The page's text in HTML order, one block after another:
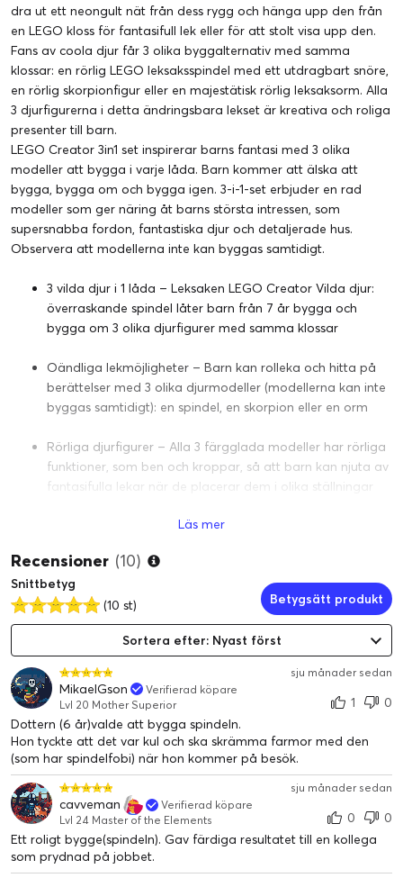
dra ut ett neongult nät från dess rygg och hänga upp den från
en LEGO kloss för fantasifull lek eller för att stolt visa upp den.
Fans av coola djur får 3 olika byggalternativ med samma
klossar: en rörlig LEGO leksaksspindel med ett utdragbart snöre,
en rörlig skorpionfigur eller en majestätisk rörlig leksaksorm. Alla
3 djurfigurerna i detta ändringsbara lekset är kreativa och roliga
presenter till barn.
LEGO Creator 3in1 set inspirerar barns fantasi med 3 olika
modeller att bygga i varje låda. Barn kommer att älska att
bygga, bygga om och bygga igen. 3-i-1-set erbjuder en rad
modeller som ger näring åt barns största intressen, som
supersnabba fordon, fantastiska djur och detaljerade hus.
Observera att modellerna inte kan byggas samtidigt.
3 vilda djur i 1 låda – Leksaken LEGO Creator Vilda djur:
överraskande spindel låter barn från 7 år bygga och
bygga om 3 olika djurfigurer med samma klossar
Oändliga lekmöjligheter – Barn kan rolleka och hitta på
berättelser med 3 olika djurmodeller (modellerna kan inte
byggas samtidigt): en spindel, en skorpion eller en orm
Rörliga djurfigurer – Alla 3 färgglada modeller har rörliga
funktioner, som ben och kroppar, så att barn kan njuta av
fantasifulla lekar när de placerar dem i olika ställningar
LEGO spindelset för lek och uppvisning – Djurfigurerna
neongult nät från spindelns rygg för att hänga upp den
från en LEGO kloss
Spindelpresent till barn – 3-i-1-leksak som ger små
byggare en uppslukande bygg- och lekupplevelse och kan
ges som present
Mer 3-i-1-skoj – Utöka barns äventyr med andra set (säljs
separat) i LEGO Creator 3in1 sortimentet
LEGO Creator leksaker – Varje 3-i-1-set låter barn bygga 3
olika modeller inspirerade av några av deras största
intressen, som djur, fordon och hus
Dimensioner – Detta ombyggbara LEGO set med 153
delar innehåller en spindelfigur som är 5 cm hög, 11 cm
Läs mer
Recensioner (10)
Snittbetyg
(10 st)
Betygsätt produkt
Sortera efter: Nyast först
sju månader sedan
MikaelGson
Verifierad köpare
Lvl 20 Mother Superior
1
0
Dottern (6 år)valde att bygga spindeln.
Hon tyckte att det var kul och ska skrämma farmor med den
(som har spindelfobi) när hon kommer på besök.
sju månader sedan
cavveman
Verifierad köpare
Lvl 24 Master of the Elements
0
0
Ett roligt bygge(spindeln). Gav färdiga resultatet till en kollega
som prydnad på jobbet.